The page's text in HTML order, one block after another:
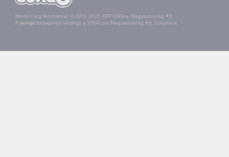
Minden jog fenntartva! © 2011-2020 OFFICEline Magyarország Kft.
A songo bejegyzett védjegy a VIVAcom Magyarország Kft. tulajdona.